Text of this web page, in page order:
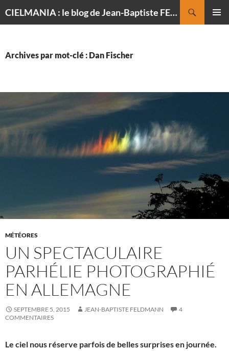
CIELMANIA : le blog de Jean-Baptiste FELDMANN, photographe du ciel
Archives par mot-clé : Dan Fischer
MÉTÉORES
UN SPECTACULAIRE
PARHÉLIE PHOTOGRAPHIÉ
EN ALLEMAGNE
SEPTEMBRE 5, 2015 JEAN-BAPTISTE FELDMANN
4
COMMENTAIRES
Le ciel nous réserve parfois de belles surprises en journée.